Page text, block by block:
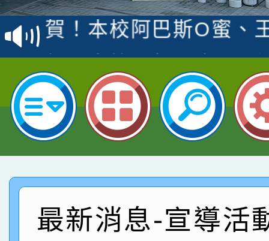
賽 洪綺君教師榮獲社
名
賀！本校阿巴斯O蜜、
倩參加桃園市科展 國
名 指導老師王老師、
賀！本校四年二班張O
園市英語競賽國小朗讀
指導老師林老師
賀！本校參加桃園市中
賽 劉文瑛教師榮獲教
臺灣台語-第二名
賀！本校參與2026世
市賽榮獲科學小創客佳
創客第三名。
賀！本校參加桃園市中
賽 洪綺君教師榮獲社
名
賀！本校阿巴斯O蜜、
倩參加桃園市科展 國
賀！本校四年二班張O
最新消息-宣導活